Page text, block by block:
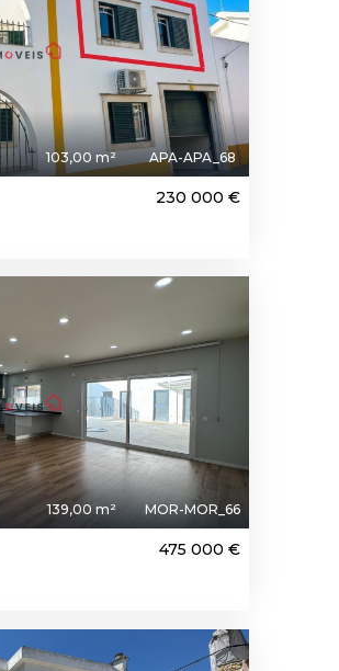
103,00 m² APA-APA_68
230 000 €
139,00 m² MOR-MOR_66
475 000 €